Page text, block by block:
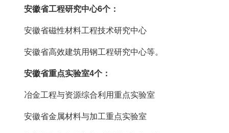
安徽省工程研究中心6个：
安徽省磁性材料工程技术研究中心
安徽省高效建筑用钢工程研究中心等。
安徽省重点实验室4个：
冶金工程与资源综合利用重点实验室
安徽省金属材料与加工重点实验室